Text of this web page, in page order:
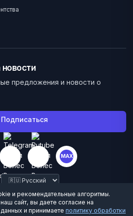
предложения и новости о
Подписаться
MAX
Вояж. Все права защищены.
и рекомендательные алгоритмы.
сайт, вы даете согласие на
и принимаете политику обработки